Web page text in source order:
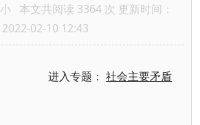
小 本文共阅读 3364 次 更新时间：
2022-02-10 12:43
进入专题：社会主要矛盾